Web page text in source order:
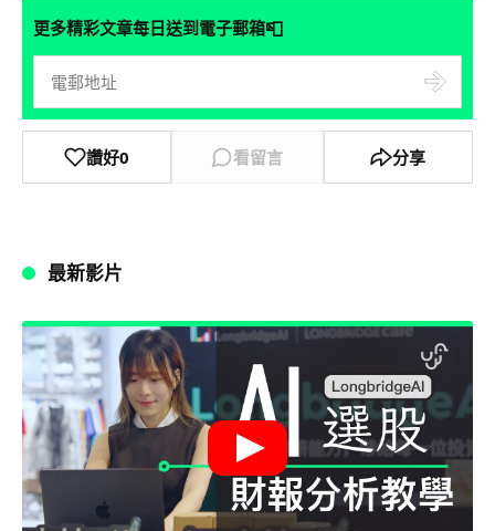
更多精彩文章每日送到電子郵箱📮
讚好0 看留言 分享
最新影片